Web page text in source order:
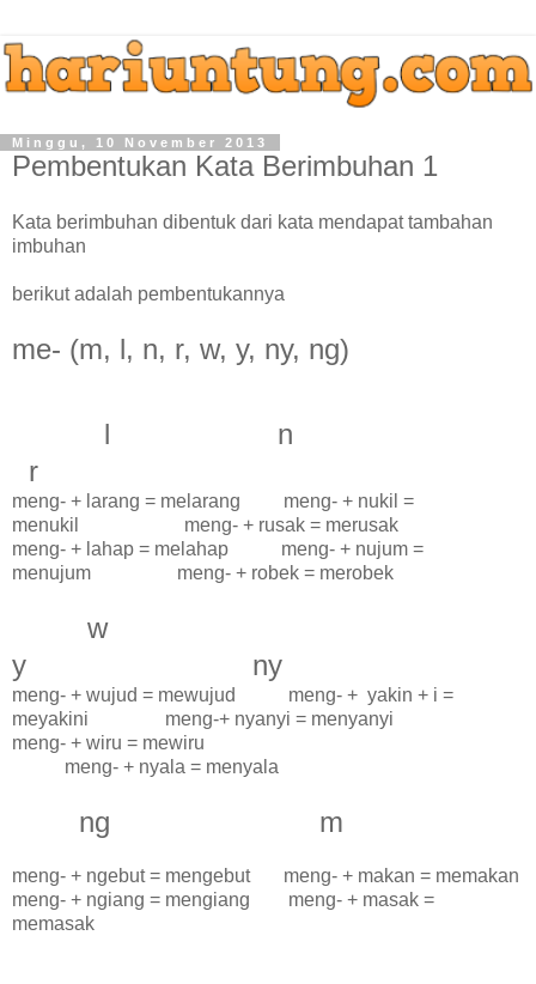
Minggu, 10 November 2013
Pembentukan Kata Berimbuhan 1
Kata berimbuhan dibentuk dari kata mendapat tambahan
imbuhan
berikut adalah pembentukannya
me- (m, l, n, r, w, y, ny, ng)
l n
r
meng- + larang = melarang meng- + nukil =
menukil meng- + rusak = merusak
meng- + lahap = melahap meng- + nujum =
menujum meng- + robek = merobek
w
y ny
meng- + wujud = mewujud meng- + yakin + i =
meyakini meng-+ nyanyi = menyanyi
meng- + wiru = mewiru
meng- + nyala = menyala
ng m
meng- + ngebut = mengebut meng- + makan = memakan
meng- + ngiang = mengiang meng- + masak =
memasak